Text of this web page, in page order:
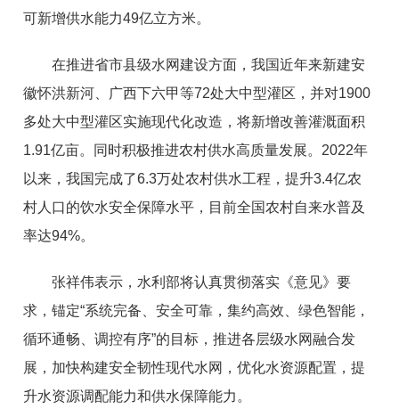
可新增供水能力49亿立方米。
在推进省市县级水网建设方面，我国近年来新建安
徽怀洪新河、广西下六甲等72处大中型灌区，并对1900
多处大中型灌区实施现代化改造，将新增改善灌溉面积
1.91亿亩。同时积极推进农村供水高质量发展。2022年
以来，我国完成了6.3万处农村供水工程，提升3.4亿农
村人口的饮水安全保障水平，目前全国农村自来水普及
率达94%。
张祥伟表示，水利部将认真贯彻落实《意见》要
求，锚定“系统完备、安全可靠，集约高效、绿色智能，
循环通畅、调控有序”的目标，推进各层级水网融合发
展，加快构建安全韧性现代水网，优化水资源配置，提
升水资源调配能力和供水保障能力。